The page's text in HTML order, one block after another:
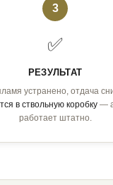
3
✅
РЕЗУЛЬТАТ
устранено, отдача
в ствольную коробку—
работает штатно.